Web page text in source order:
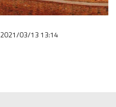
2021/03/13 13:14